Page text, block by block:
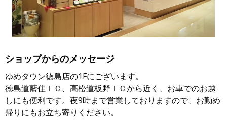
ショップからのメッセージ
ゆめタウン徳島店の1Fにございます。
徳島道藍住ＩＣ、高松道板野ＩＣから近く、お車でのお越
しにも便利です。夜9時まで営業しておりますので、お勤め
帰りにもお立ち寄りください。